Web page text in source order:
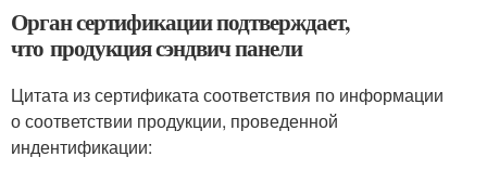
Орган сертификации подтверждает,
что продукция сэндвич панели
Цитата из сертификата соответствия по информации
о соответствии продукции, проведенной
индентификации: